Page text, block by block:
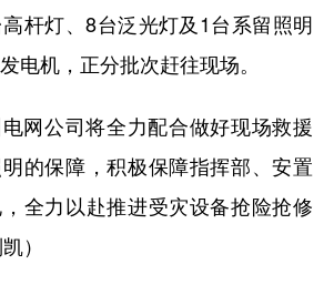
杆灯、8台泛光灯及1台系留照明
电机，正分批次赶往现场。
公司将全力配合做好现场救援
的保障，积极保障指挥部、安置
全力以赴推进受灾设备抢险抢修
）